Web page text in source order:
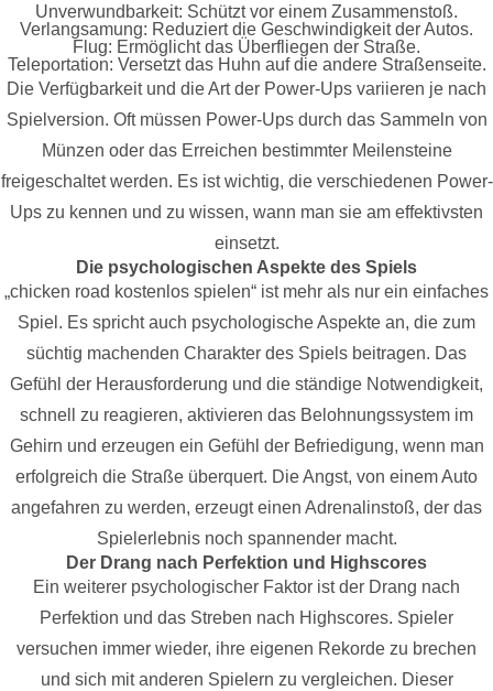
Unverwundbarkeit: Schützt vor einem Zusammenstoß.
Verlangsamung: Reduziert die Geschwindigkeit der Autos.
Flug: Ermöglicht das Überfliegen der Straße.
Teleportation: Versetzt das Huhn auf die andere Straßenseite.
Die Verfügbarkeit und die Art der Power-Ups variieren je nach
Spielversion. Oft müssen Power-Ups durch das Sammeln von
Münzen oder das Erreichen bestimmter Meilensteine
freigeschaltet werden. Es ist wichtig, die verschiedenen Power-
Ups zu kennen und zu wissen, wann man sie am effektivsten
einsetzt.
Die psychologischen Aspekte des Spiels
„chicken road kostenlos spielen“ ist mehr als nur ein einfaches
Spiel. Es spricht auch psychologische Aspekte an, die zum
süchtig machenden Charakter des Spiels beitragen. Das
Gefühl der Herausforderung und die ständige Notwendigkeit,
schnell zu reagieren, aktivieren das Belohnungssystem im
Gehirn und erzeugen ein Gefühl der Befriedigung, wenn man
erfolgreich die Straße überquert. Die Angst, von einem Auto
angefahren zu werden, erzeugt einen Adrenalinstoß, der das
Spielerlebnis noch spannender macht.
Der Drang nach Perfektion und Highscores
Ein weiterer psychologischer Faktor ist der Drang nach
Perfektion und das Streben nach Highscores. Spieler
versuchen immer wieder, ihre eigenen Rekorde zu brechen
und sich mit anderen Spielern zu vergleichen. Dieser